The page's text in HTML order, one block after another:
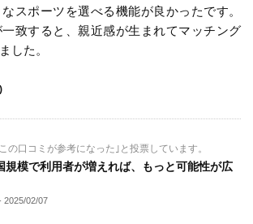
スポーツを選べる機能が良かったです。
致すると、親近感が生まれてマッチング
した。
の口コミが参考になった｣と投票しています。
規模で利用者が増えれば、もっと可能性が広
2025/02/07